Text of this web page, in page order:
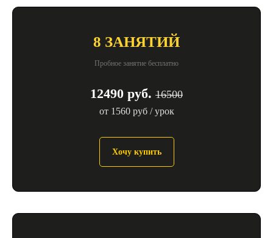
8 ЗАНЯТИЙ
Пробное занятие бесплатно
12490 руб. 16500
от 1560 руб / урок
Хочу купить